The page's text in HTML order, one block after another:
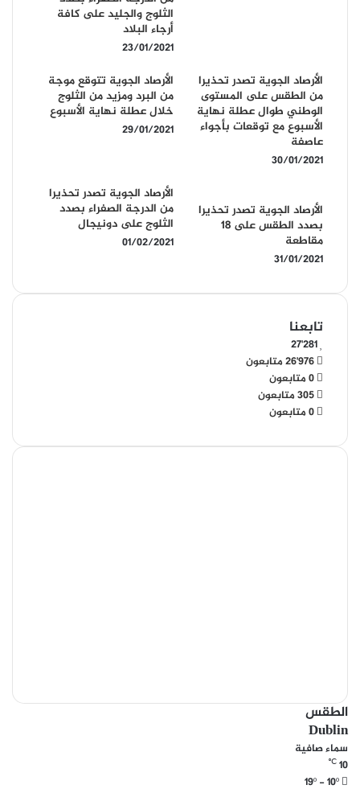
الثلوج والجليد على كافة
أرجاء البلاد
23/01/2021
الأرصاد الجوية تتوقع موجة
من البرد ومزيد من الثلوج
خلال عطلة نهاية الأسبوع
29/01/2021
الأرصاد الجوية تصدر تحذيرا
من الطقس على المستوى
الوطني طوال عطلة نهاية
الأسبوع مع توقعات بأجواء
عاصفة
30/01/2021
الأرصاد الجوية تصدر تحذيرا
من الدرجة الصفراء بصدد
الثلوج على دونيجال
01/02/2021
الأرصاد الجوية تصدر تحذيرا
بصدد الطقس على 18
مقاطعة
31/01/2021
تابعنا
27٬281
26٬976متابعون
0متابعون
305متابعون
0متابعون
الطقس
Dublin
سماء صافية
10
℃